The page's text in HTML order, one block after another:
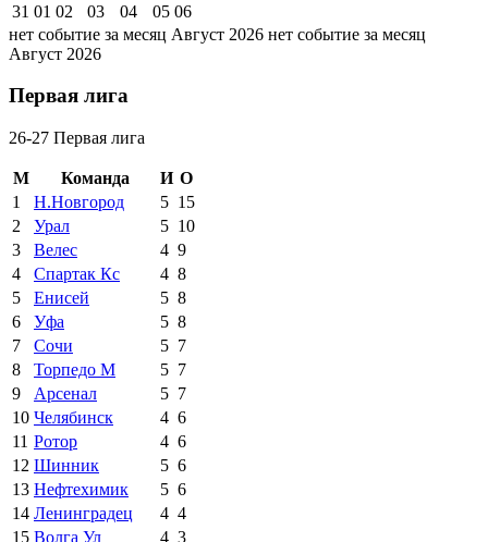
31 01 02 03 04 05 06
нет событие за месяц Август 2026 нет событие за месяц
Август 2026
Первая лига
26-27 Первая лига
М Команда И О
1
Н.Новгород 5 15
2
Урал 5 10
3
Велес 4 9
4
Спартак Кс 4 8
5
Енисей 5 8
6
Уфа 5 8
7
Сочи 5 7
8
Торпедо М 5 7
9
Арсенал 5 7
10 Челябинск 4 6
11 Ротор 4 6
12 Шинник 5 6
13 Нефтехимик 5 6
14 Ленинградец 4 4
15 Волга Ул 4 3